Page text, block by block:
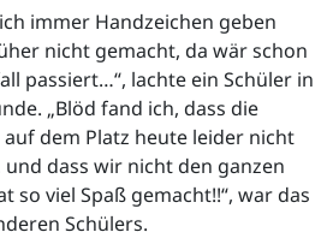
immer Handzeichen geben
nicht gemacht, da wär schon
passiert…“, lachte ein Schüler in
„Blöd fand ich, dass die
dem Platz heute leider nicht
dass wir nicht den ganzen
so viel Spaß gemacht!!“, war das
Schülers.